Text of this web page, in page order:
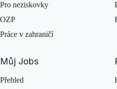
Pro neziskovky
OZP
Práce v zahraničí
Můj Jobs
Přehled